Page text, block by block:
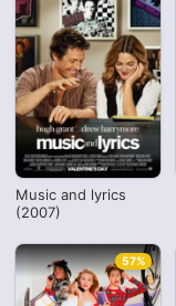
Music and lyrics
(2007)
57%